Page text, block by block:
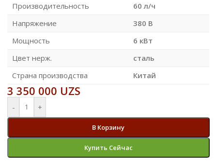
Производительность
60 л/ч
Напряжение
380 В
Мощность
6 кВт
Цвет нерж.
сталь
Страна производства
Китай
3 350 000 UZS
- +
В Корзину
Купить Сейчас